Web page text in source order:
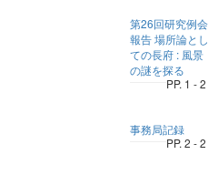
第26回研究例会
報告 場所論とし
ての長府 : 風景
の謎を探る
PP. 1 - 2
事務局記録
PP. 2 - 2